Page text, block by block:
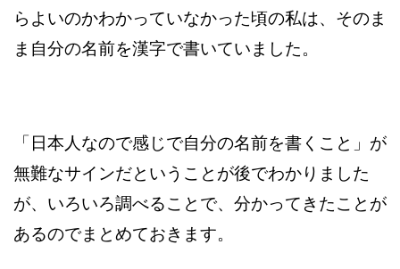
らよいのかわかっていなかった頃の私は、そのま
ま自分の名前を漢字で書いていました。
「日本人なので感じで自分の名前を書くこと」が
無難なサインだということが後でわかりました
が、いろいろ調べることで、分かってきたことが
あるのでまとめておきます。